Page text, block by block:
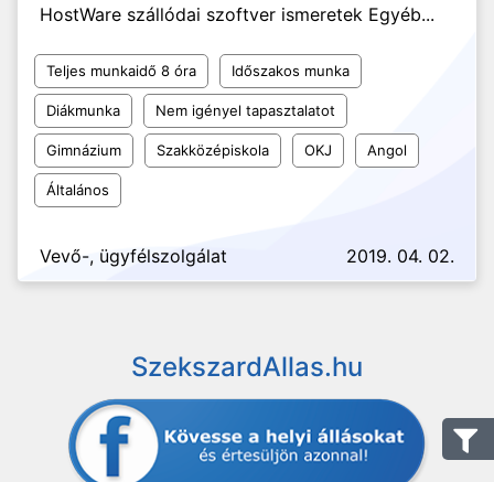
HostWare szállódai szoftver ismeretek Egyéb...
Teljes munkaidő 8 óra Időszakos munka
Diákmunka Nem igényel tapasztalatot
Gimnázium Szakközépiskola OKJ Angol
Általános
Vevő-, ügyfélszolgálat 2019. 04. 02.
SzekszardAllas.hu